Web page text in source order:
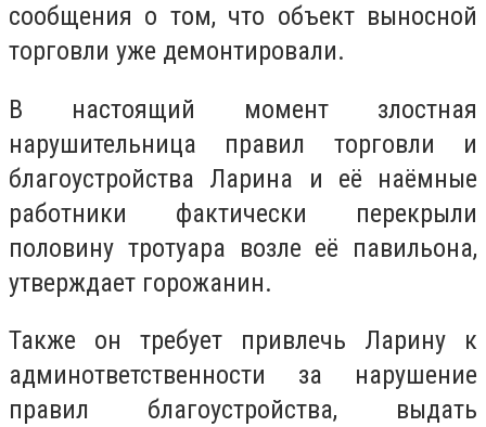
сообщения о том, что объект выносной
торговли уже демонтировали.
В настоящий момент злостная
нарушительница правил торговли и
благоустройства Ларина и её наёмные
работники фактически перекрыли
половину тротуара возле её павильона,
утверждает горожанин.
Также он требует привлечь Ларину к
админответственности за нарушение
правил благоустройства, выдать